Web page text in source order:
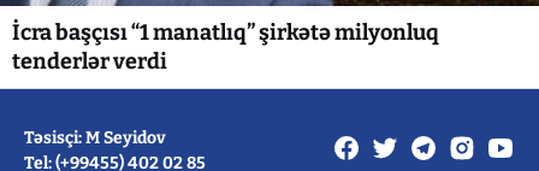
İcra başçısı “1 manatlıq” şirkətə milyonluq
tenderlər verdi
Təsisçi: M Seyidov
Tel: (+99455) 402 02 85